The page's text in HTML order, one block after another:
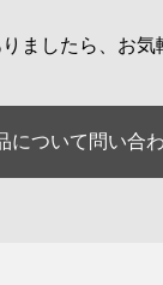
ましたら、お気
について問い合